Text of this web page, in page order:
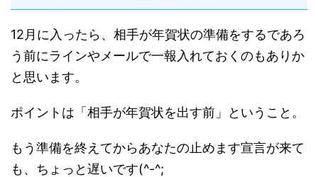
12月に入ったら、相手が年賀状の準備をするであろ
う前にラインやメールで一報入れておくのもありか
と思います。
ポイントは「相手が年賀状を出す前」ということ。
もう準備を終えてからあなたの止めます宣言が来て
も、ちょっと遅いです(^-^;